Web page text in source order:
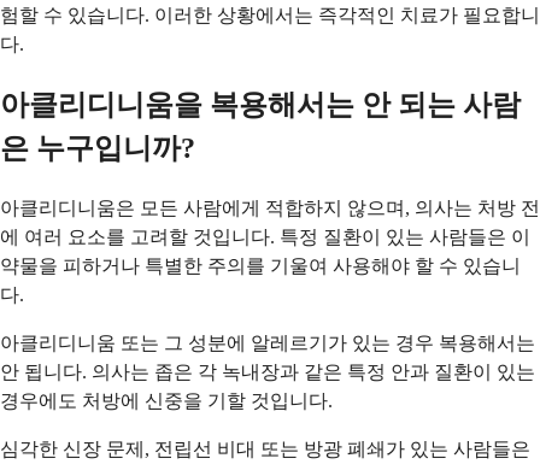
험할 수 있습니다. 이러한 상황에서는 즉각적인 치료가 필요합니
다.
아클리디니움을 복용해서는 안 되는 사람
은 누구입니까?
아클리디니움은 모든 사람에게 적합하지 않으며, 의사는 처방 전
에 여러 요소를 고려할 것입니다. 특정 질환이 있는 사람들은 이
약물을 피하거나 특별한 주의를 기울여 사용해야 할 수 있습니
다.
아클리디니움 또는 그 성분에 알레르기가 있는 경우 복용해서는
안 됩니다. 의사는 좁은 각 녹내장과 같은 특정 안과 질환이 있는
경우에도 처방에 신중을 기할 것입니다.
심각한 신장 문제, 전립선 비대 또는 방광 폐쇄가 있는 사람들은